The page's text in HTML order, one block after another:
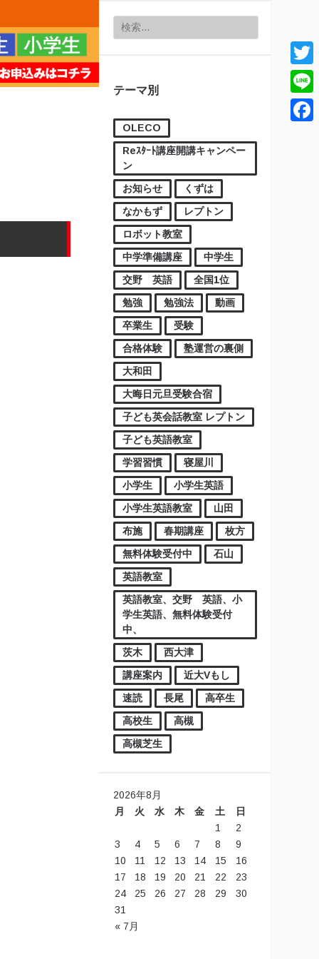
検索:
テーマ別
OLECO
Reｽﾀｰﾄ講座開講キャンペー
ン
お知らせ
くずは
なかもず
レプトン
ロボット教室
中学準備講座
中学生
交野 英語
全国1位
勉強
勉強法
動画
卒業生
受験
合格体験
塾運営の裏側
大和田
大晦日元旦受験合宿
子ども英会話教室 レプトン
子ども英語教室
学習習慣
寝屋川
小学生
小学生英語
小学生英語教室
山田
布施
春期講座
枚方
無料体験受付中
石山
英語教室
英語教室、交野 英語、小
学生英語、無料体験受付
中、
茨木
西大津
講座案内
近大Vもし
速読
長尾
高卒生
高校生
高槻
高槻芝生
2026年8月
月
火 水 木 金 土 日
« 7月
1
2
3
4 5 6 7 8
9
10
11 12 13 14 15
16
17
18 19 20 21 22
23
24
25 26 27 28 29
30
31
Line